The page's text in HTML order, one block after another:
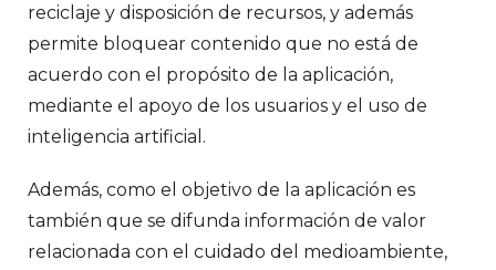
reciclaje y disposición de recursos, y además
permite bloquear contenido que no está de
acuerdo con el propósito de la aplicación,
mediante el apoyo de los usuarios y el uso de
inteligencia artificial.
Además, como el objetivo de la aplicación es
también que se difunda información de valor
relacionada con el cuidado del medioambiente,